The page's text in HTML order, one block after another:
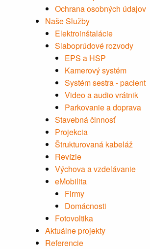
Ochrana osobných údajov
Naše Služby
Elektroinštalácie
Slaboprúdové rozvody
EPS a HSP
Kamerový systém
Systém sestra - pacient
Video a audio vrátnik
Parkovanie a doprava
Stavebná činnosť
Projekcia
Štrukturovaná kabeláž
Revízie
Výchova a vzdelávanie
eMobilita
Firmy
Domácnosti
Fotovoltika
Aktuálne projekty
Referencie